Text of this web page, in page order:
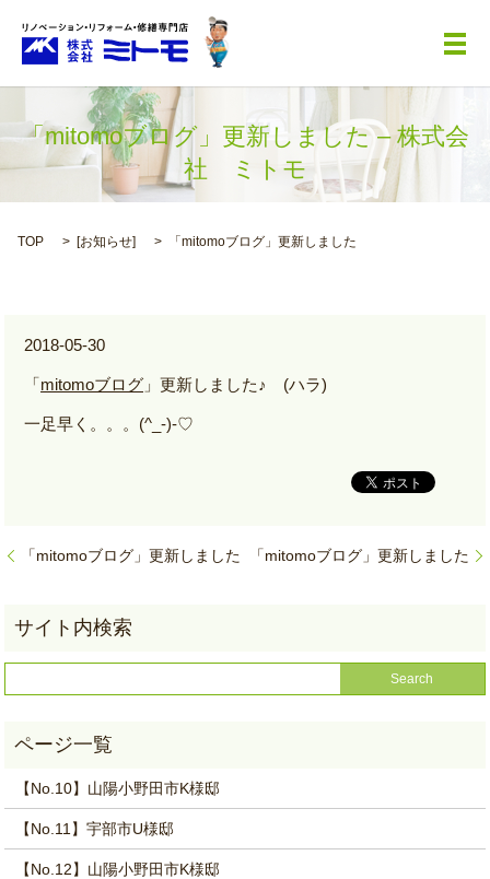
メ
「mitomoブログ」更新しました – 株式会
社 ミトモ
TOP [お知らせ] 「mitomoブログ」更新しました
2018-05-30
「mitomoブログ 」更新しました♪ (ハラ)
一足早く。。。(^_-)-♡
「mitomoブログ」更新しました 「mitomoブログ」更新しました
【No.10】山陽小野田市K様邸
【No.11】宇部市U様邸
【No.12】山陽小野田市K様邸